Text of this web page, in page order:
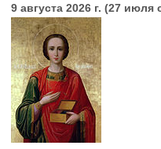
9 августа 2026 г. (27 июля